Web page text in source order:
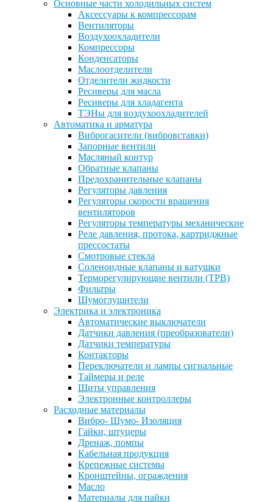
Основные части холодильных систем
Аксессуары к компрессорам
Вентиляторы
Воздухоохладители
Компрессоры
Конденсаторы
Маслоотделители
Отделители жидкости
Ресиверы для масла
Ресиверы для хладагента
ТЭНы для воздухоохладителей
Автоматика и арматура
Виброгасители (вибровставки)
Запорные вентили
Масляный контур
Обратные клапаны
Предохранительные клапаны
Регуляторы давления
Регуляторы скорости вращения
вентиляторов
Регуляторы температуры механические
Реле давления, протока, картриджные
прессостаты
Смотровые стекла
Соленоидные клапаны и катушки
Терморегулирующие вентили (ТРВ)
Фильтры
Шумоглушители
Электрика и электроника
Автоматические выключатели
Датчики давления (преобразователи)
Датчики температуры
Контакторы
Переключатели и лампы сигнальные
Таймеры и реле
Щиты управления
Электронные контроллеры
Расходные материалы
Вибро- Шумо- Изоляция
Гайки, штуцеры
Дренаж, помпы
Кабельная продукция
Крепежные системы
Кронштейны, ограждения
Масло
Материалы для пайки